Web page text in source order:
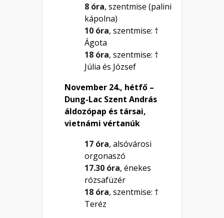
8 óra, szentmise (palini
kápolna)
10 óra, szentmise: †
Ágota
18 óra, szentmise: †
Júlia és József
November 24., hétfő –
Dung-Lac Szent András
áldozópap és társai,
vietnámi vértanúk
17 óra, alsóvárosi
orgonaszó
17.30 óra, énekes
rózsafüzér
18 óra, szentmise: †
Teréz